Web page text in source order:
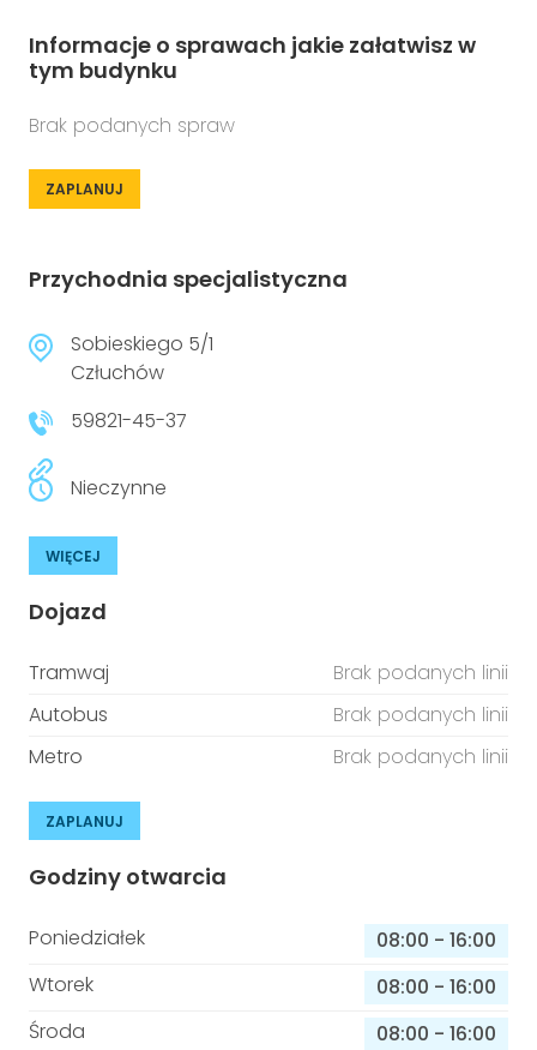
Informacje o sprawach jakie załatwisz w
tym budynku
Brak podanych spraw
ZAPLANUJ
Przychodnia specjalistyczna
Sobieskiego 5/1
Człuchów
59821-45-37
Nieczynne
WIĘCEJ
Dojazd
Tramwaj
Brak podanych linii
Autobus
Brak podanych linii
Metro
Brak podanych linii
ZAPLANUJ
Godziny otwarcia
Poniedziałek 08:00 - 16:00
Wtorek
08:00 - 16:00
Środa
08:00 - 16:00